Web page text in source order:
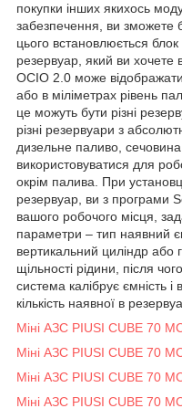
покупки інших якихось
забезпечення, ви зможете
цього встановлюється
резервуар, який ви хочете
OCIO 2.0 може відображати
або в міліметрах рівень
це можуть бути різні
різні резервуари з
дизельне паливо,
використовуватися для
окрім палива. При
резервуар, ви з програми
вашого робочого місця,
параметри – тип наявний
вертикальний циліндр або
щільності рідини, після
система калібрує ємність
кількість наявної в
Міні АЗС PIUSI CUBE 70
Міні АЗС PIUSI CUBE 70
Міні АЗС PIUSI CUBE 70
Міні АЗС PIUSI CUBE 70